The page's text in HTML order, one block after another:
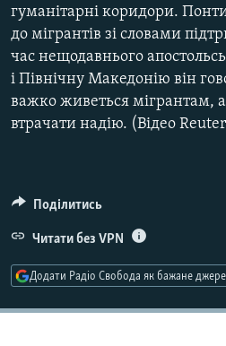
УКР
КТАТ
Усі сайти RFE/RL
гуманітарні коридори.
до мігрантів зі словами
час нещодавнього
і Північну Македонію він
важко живеться мігрантам,
втрачати надію. (Відео
Поділитись
Читати без VPN
Додати Радіо Свобода як бажане